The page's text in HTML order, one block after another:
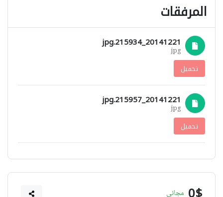
المرفقات
20141221_215934.jpg
jpg
تحميل
20141221_215957.jpg
jpg
تحميل
مجاني